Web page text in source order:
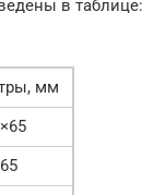
в таблице:
мм